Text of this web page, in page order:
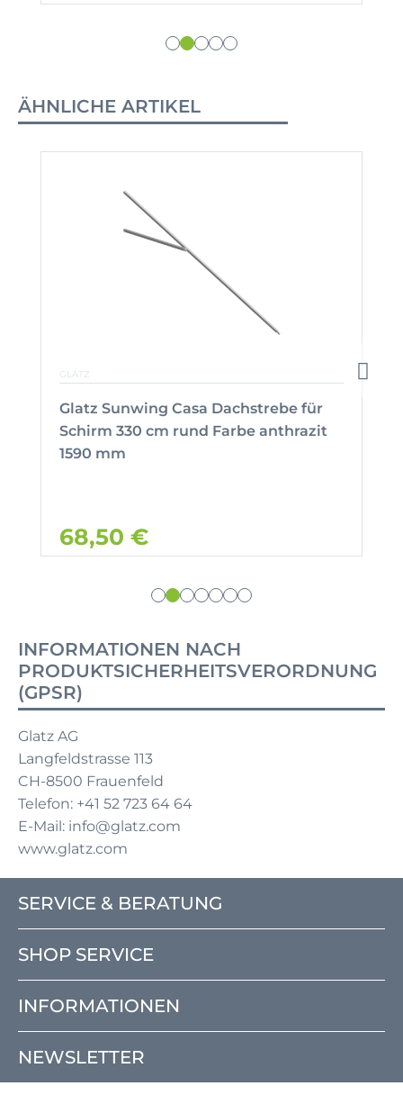
ÄHNLICHE ARTIKEL
GLATZ
Glatz Sunwing Casa Dachstrebe für
Schirm 330 cm rund Farbe anthrazit
1590 mm
68,50 €
INFORMATIONEN NACH
PRODUKTSICHERHEITSVERORDNUNG
(GPSR)
Glatz AG
Langfeldstrasse 113
CH-8500 Frauenfeld
Telefon: +41 52 723 64 64
E-Mail: info@glatz.com
www.glatz.com
SERVICE & BERATUNG
SHOP SERVICE
INFORMATIONEN
NEWSLETTER